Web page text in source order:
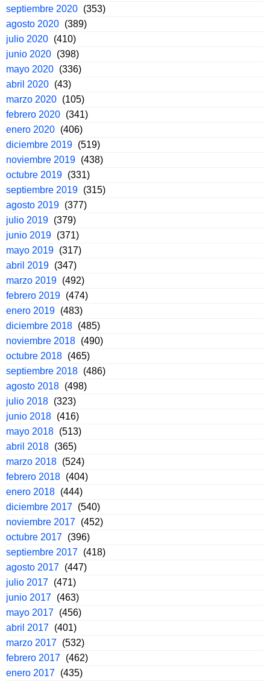
septiembre 2020 (353)
agosto 2020 (389)
julio 2020 (410)
junio 2020 (398)
mayo 2020 (336)
abril 2020 (43)
marzo 2020 (105)
febrero 2020 (341)
enero 2020 (406)
diciembre 2019 (519)
noviembre 2019 (438)
octubre 2019 (331)
septiembre 2019 (315)
agosto 2019 (377)
julio 2019 (379)
junio 2019 (371)
mayo 2019 (317)
abril 2019 (347)
marzo 2019 (492)
febrero 2019 (474)
enero 2019 (483)
diciembre 2018 (485)
noviembre 2018 (490)
octubre 2018 (465)
septiembre 2018 (486)
agosto 2018 (498)
julio 2018 (323)
junio 2018 (416)
mayo 2018 (513)
abril 2018 (365)
marzo 2018 (524)
febrero 2018 (404)
enero 2018 (444)
diciembre 2017 (540)
noviembre 2017 (452)
octubre 2017 (396)
septiembre 2017 (418)
agosto 2017 (447)
julio 2017 (471)
junio 2017 (463)
mayo 2017 (456)
abril 2017 (401)
marzo 2017 (532)
febrero 2017 (462)
enero 2017 (435)